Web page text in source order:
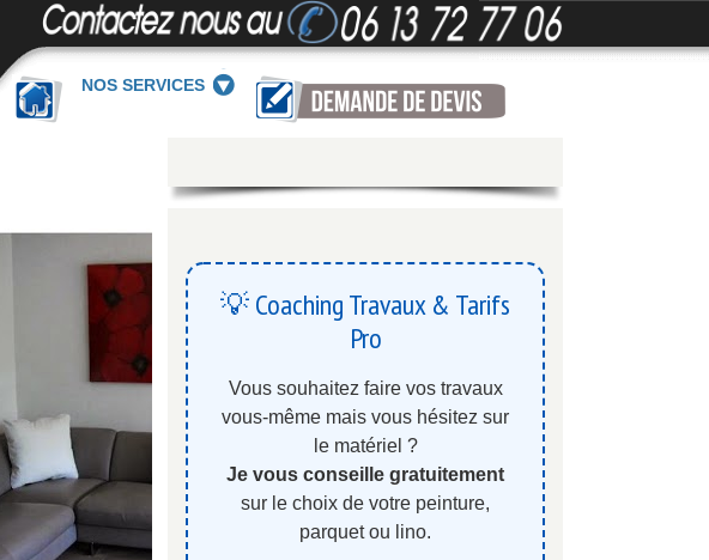
NOS SERVICES
💡 Coaching Travaux & Tarifs
Pro
Vous souhaitez faire vos travaux
vous-même mais vous hésitez sur
le matériel ?
Je vous conseille gratuitement
sur le choix de votre peinture,
parquet ou lino.